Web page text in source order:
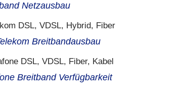
Netzausbau
DSL, VDSL, Hybrid, Fiber
Breitbandausbau
DSL, VDSL, Fiber, Kabel
Breitband Verfügbarkeit